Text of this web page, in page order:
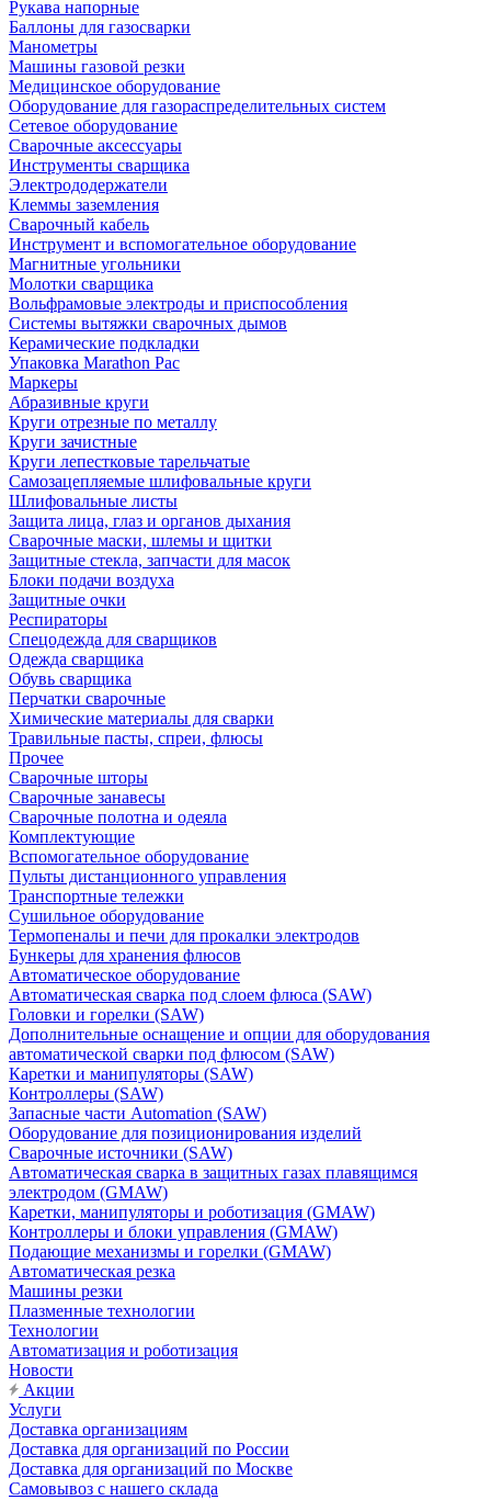
Рукава напорные
Баллоны для газосварки
Манометры
Машины газовой резки
Медицинское оборудование
Оборудование для газораспределительных систем
Сетевое оборудование
Сварочные аксессуары
Инструменты сварщика
Электрододержатели
Клеммы заземления
Сварочный кабель
Инструмент и вспомогательное оборудование
Магнитные угольники
Молотки сварщика
Вольфрамовые электроды и приспособления
Системы вытяжки сварочных дымов
Керамические подкладки
Упаковка Marathon Pac
Маркеры
Абразивные круги
Круги отрезные по металлу
Круги зачистные
Круги лепестковые тарельчатые
Самозацепляемые шлифовальные круги
Шлифовальные листы
Защита лица, глаз и органов дыхания
Сварочные маски, шлемы и щитки
Защитные стекла, запчасти для масок
Блоки подачи воздуха
Защитные очки
Респираторы
Спецодежда для сварщиков
Одежда сварщика
Обувь сварщика
Перчатки сварочные
Химические материалы для сварки
Травильные пасты, спреи, флюсы
Прочее
Сварочные шторы
Сварочные занавесы
Сварочные полотна и одеяла
Комплектующие
Вспомогательное оборудование
Пульты дистанционного управления
Транспортные тележки
Сушильное оборудование
Термопеналы и печи для прокалки электродов
Бункеры для хранения флюсов
Автоматическое оборудование
Автоматическая сварка под слоем флюса (SAW)
Головки и горелки (SAW)
Дополнительные оснащение и опции для оборудования
автоматической сварки под флюсом (SAW)
Каретки и манипуляторы (SAW)
Контроллеры (SAW)
Запасные части Automation (SAW)
Оборудование для позиционирования изделий
Сварочные источники (SAW)
Автоматическая сварка в защитных газах плавящимся
электродом (GMAW)
Каретки, манипуляторы и роботизация (GMAW)
Контроллеры и блоки управления (GMAW)
Подающие механизмы и горелки (GMAW)
Автоматическая резка
Машины резки
Плазменные технологии
Технологии
Автоматизация и роботизация
Новости
Акции
Услуги
Доставка организациям
Доставка для организаций по России
Доставка для организаций по Москве
Самовывоз с нашего склада